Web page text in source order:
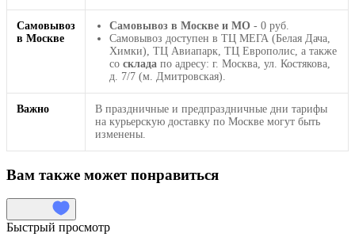
Самовывоз
в Москве
Самовывоз в Москве и МО - 0 руб.
Самовывоз доступен в ТЦ МЕГА (Белая Дача,
Химки), ТЦ Авиапарк, ТЦ Европолис, а также
со склада по адресу: г. Москва, ул. Костякова,
д. 7/7 (м. Дмитровская).
Важно
В праздничные и предпраздничные дни тарифы
на курьерскую доставку по Москве могут быть
изменены.
Вам также может понравиться
Быстрый просмотр